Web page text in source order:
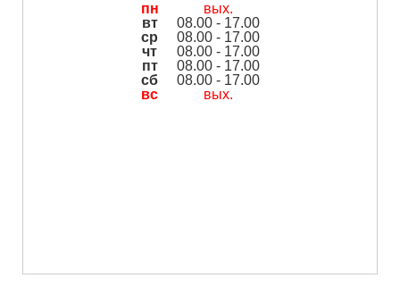
пн
вых.
вт
08.00 - 17.00
ср
08.00 - 17.00
чт
08.00 - 17.00
пт
08.00 - 17.00
сб
08.00 - 17.00
вс
вых.